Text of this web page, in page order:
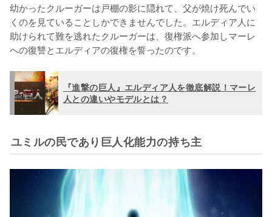
幼かったクルーガーは戸棚の影に隠れて、父が焼け死んでい
くのを見ていることしかできませんでした。エルディア人に
助けられて難を逃れたクルーガーは、復権派へ参加しマーレ
への復讐とエルディアの復権を誓ったのです。
『進撃の巨人』エルディア人を徹底解説！マーレ
人との違いやモデルとは？
ユミルの民であり巨人化能力の持ち主